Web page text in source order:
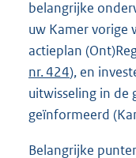
belangrijke
uw Kamer vorige
actieplan
nr. 424), en
uitwisseling in de
geïnformeerd
Belangrijke